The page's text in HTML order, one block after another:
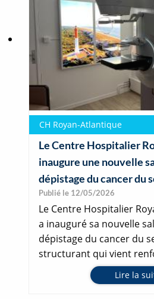
CH Royan-Atlantique
Le Centre Hospitalier
inaugure une nouvelle
dépistage du cancer du
Publié le 12/05/2026
Le Centre Hospitalier
a inauguré sa nouvelle
dépistage du cancer du
structurant qui vient
Lire la